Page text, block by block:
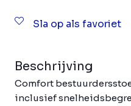
Sla op als favoriet
Beschrijving
Comfort
inclusief